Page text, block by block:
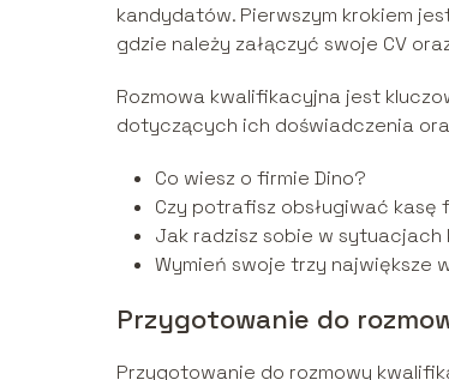
kandydatów. Pierwszym krokiem
gdzie należy załączyć swoje CV
Rozmowa kwalifikacyjna jest
dotyczących ich doświadczenia
Co wiesz o firmie Dino?
Czy potrafisz obsługiwać kasę
Jak radzisz sobie w sytuacjach
Wymień swoje trzy największe
Przygotowanie do
Przygotowanie do rozmowy